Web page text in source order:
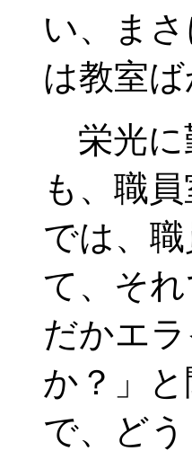
い、ま
は教室
栄光に
も、職
では、
て、そ
だかエ
か？」
で、ど